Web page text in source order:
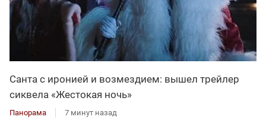
Санта с иронией и возмездием: вышел трейлер
сиквела «Жестокая ночь»
Панорама 7 минут назад